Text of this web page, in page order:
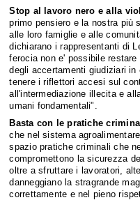
Stop al lavoro nero e alla
primo pensiero e la nostra più
alle loro famiglie e alle
dichiarano i rappresentanti di
ferocia non e' possibile
degli accertamenti giudiziari
tenere i riflettori accesi sul
all'intermediazione illecita e
umani fondamentali".
Basta con le pratiche
che nel sistema
spazio pratiche criminali che
compromettono la sicurezza
oltre a sfruttare i lavoratori,
danneggiano la stragrande
correttamente e nel pieno